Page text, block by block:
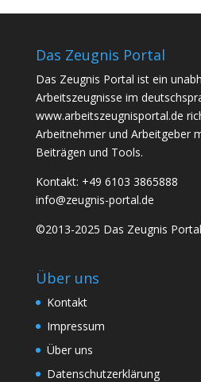
Das Zeugnis Portal
Das Zeugnis Portal ist ein
Arbeitszeugnisse im
www.arbeitszeugnisportal.de
Arbeitnehmer und Arbeitgeber
Beiträgen und Tools.
Kontakt: +49 6103 3865888
info@zeugnis-portal.de
©2013-2025 Das Zeugnis Portal
Über uns
Kontakt
Impressum
Über uns
Datenschutzerklärung